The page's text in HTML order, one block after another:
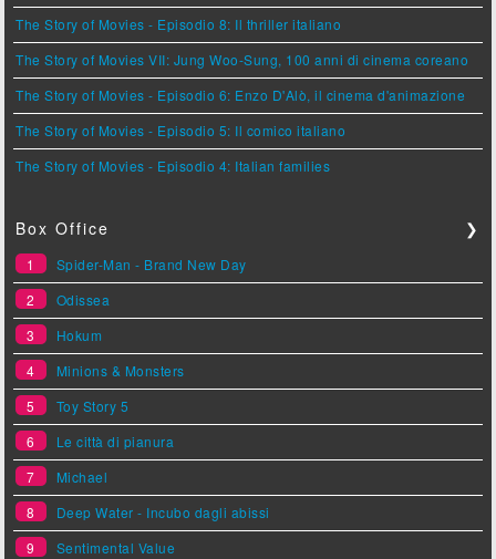
The Story of Movies - Episodio 8: Il thriller italiano
The Story of Movies VII: Jung Woo-Sung, 100 anni di cinema coreano
The Story of Movies - Episodio 6: Enzo D'Alò, il cinema d'animazione
The Story of Movies - Episodio 5: Il comico italiano
The Story of Movies - Episodio 4: Italian families
Box Office ❯
1
Spider-Man - Brand New Day
2
Odissea
3
Hokum
4
Minions & Monsters
5
Toy Story 5
6
Le città di pianura
7
Michael
8
Deep Water - Incubo dagli abissi
9
Sentimental Value